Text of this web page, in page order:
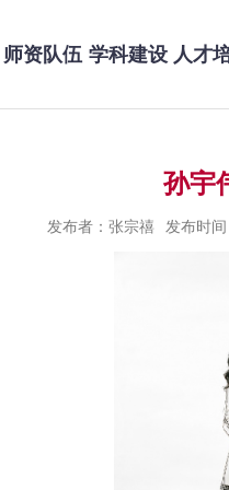
师资队伍 学科建设 人才
孙宇
发布者：张宗禧 发布时间